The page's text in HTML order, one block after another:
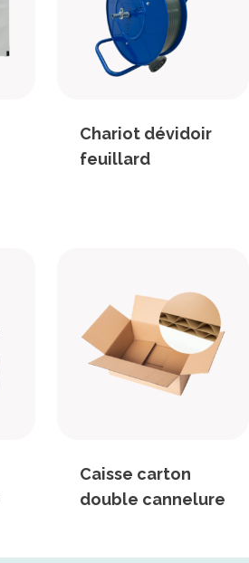
Chariot dévidoir
feuillard
Caisse carton
double cannelure